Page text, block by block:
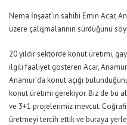
Nema İnşaat’ın sahibi Emin Acar,
üzere çalışmalarının sürdüğünü
20 yıldır sektörde konut üretimi,
ilgili faaliyet gösteren Acar, Anamur
Anamur’da konut açığı
konut üretimi gerekiyor. Biz de bu
ve 3+1 projelerimiz mevcut.
üretmeyi tercih ettik ve buraya